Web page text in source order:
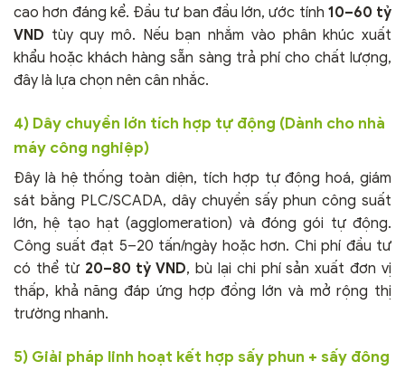
cao hơn đáng kể. Đầu tư ban đầu lớn, ước tính 10–60 tỷ
VND tùy quy mô. Nếu bạn nhắm vào phân khúc xuất
khẩu hoặc khách hàng sẵn sàng trả phí cho chất lượng,
đây là lựa chọn nên cân nhắc.
4) Dây chuyền lớn tích hợp tự động (Dành cho nhà
máy công nghiệp)
Đây là hệ thống toàn diện, tích hợp tự động hoá, giám
sát bằng PLC/SCADA, dây chuyền sấy phun công suất
lớn, hệ tạo hạt (agglomeration) và đóng gói tự động.
Công suất đạt 5–20 tấn/ngày hoặc hơn. Chi phí đầu tư
có thể từ 20–80 tỷ VND, bù lại chi phí sản xuất đơn vị
thấp, khả năng đáp ứng hợp đồng lớn và mở rộng thị
trường nhanh.
5) Giải pháp linh hoạt kết hợp sấy phun + sấy đông